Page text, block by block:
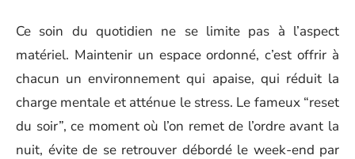
Ce soin du quotidien ne se limite pas à l’aspect
matériel. Maintenir un espace ordonné, c’est offrir à
chacun un environnement qui apaise, qui réduit la
charge mentale et atténue le stress. Le fameux “reset
du soir”, ce moment où l’on remet de l’ordre avant la
nuit, évite de se retrouver débordé le week-end par